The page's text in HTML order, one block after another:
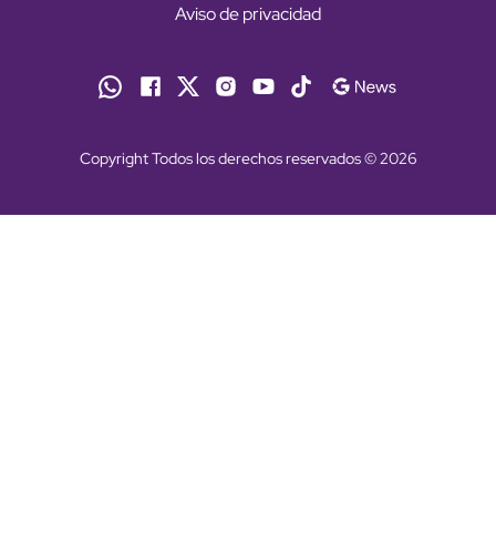
Aviso de privacidad
Copyright Todos los derechos reservados © 2026